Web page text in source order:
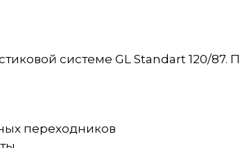
системе GL Standart 120/87.
переходников